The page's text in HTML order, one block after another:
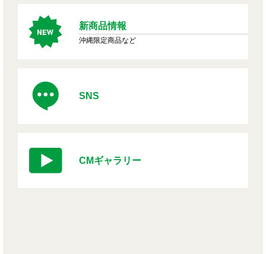
新商品情報
沖縄限定商品など
SNS
CMギャラリー